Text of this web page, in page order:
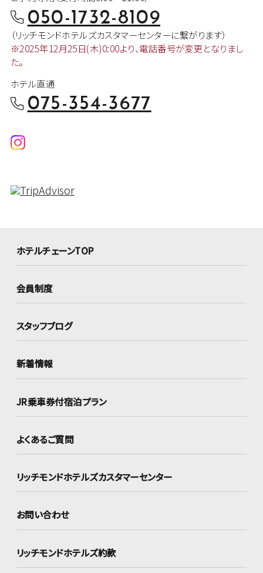
050-1732-8109
（リッチモンドホテルズカスタマーセンターに繋がります）
※2025年12月25日(木)0:00より、電話番号が変更となりまし
た。
ホテル直通
075-354-3677
ホテルチェーンTOP
会員制度
スタッフブログ
新着情報
JR乗車券付宿泊プラン
よくあるご質問
リッチモンドホテルズカスタマーセンター
お問い合わせ
リッチモンドホテルズ約款